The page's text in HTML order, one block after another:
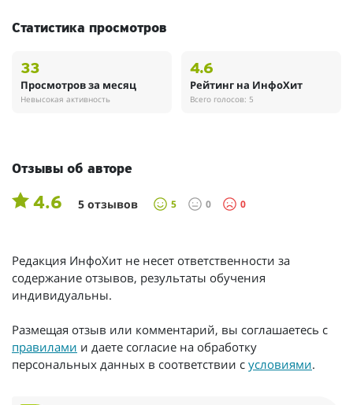
Статистика просмотров
33
Просмотров за месяц
Невысокая активность
4.6
Рейтинг на ИнфоХит
Всего голосов: 5
Отзывы об авторе
4.6 5 отзывов 5 0 0
Редакция ИнфоХит не несет ответственности за
содержание отзывов, результаты обучения
индивидуальны.
Размещая отзыв или комментарий, вы соглашаетесь с
правилами и даете согласие на обработку
персональных данных в соответствии с условиями.